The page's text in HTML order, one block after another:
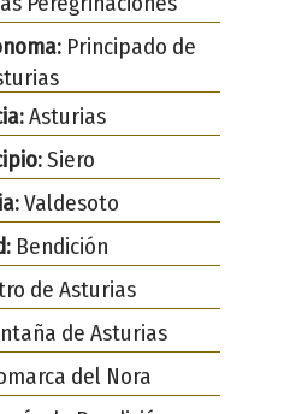
Principado de
Asturias
Siero
Valdesoto
Bendición
de Asturias
de Asturias
del Nora